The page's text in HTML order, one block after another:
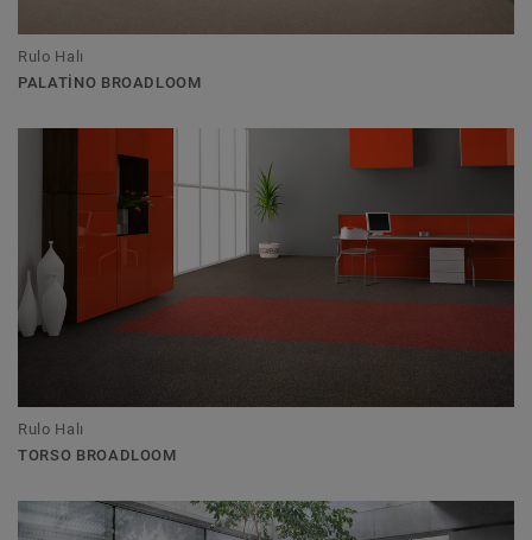
Rulo Halı
PALATINO BROADLOOM
Rulo Halı
TORSO BROADLOOM